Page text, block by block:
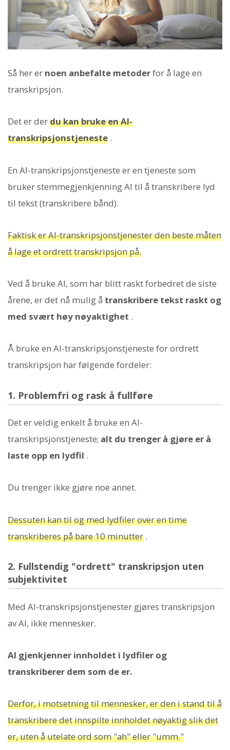
Så her er noen anbefalte metoderfor å lage en
transkripsjon.
Det er derdu kan bruke en AI-
transkripsjonstjeneste .
En AI-transkripsjonstjeneste er en tjeneste som
bruker stemmegjenkjenning AI til å transkribere lyd
til tekst (transkribere bånd).
Faktisk er AI-transkripsjonstjenester den beste måten
å lage et ordrett transkripsjon på.
Ved å bruke AI, som har blitt raskt forbedret de siste
årene, er det nå mulig å transkribere tekst raskt og
med svært høy nøyaktighet .
Å bruke en AI-transkripsjonstjeneste for ordrett
transkripsjon har følgende fordeler:
1. Problemfri og rask å fullføre
Det er veldig enkelt å bruke en AI-
transkripsjonstjeneste; alt du trenger å gjøre er å
laste opp en lydfil .
Du trenger ikke gjøre noe annet.
Dessuten kan til og med lydfiler over en time
transkriberes på bare 10 minutter .
2. Fullstendig "ordrett" transkripsjon uten
subjektivitet
Med AI-transkripsjonstjenester gjøres transkripsjon
av AI, ikke mennesker.
AI gjenkjenner innholdet i lydfiler og
transkriberer dem som de er.
Derfor, i motsetning til mennesker, er den i stand til å
transkribere det innspilte innholdet nøyaktig slik det
er, uten å utelate ord som "ah" eller "umm."